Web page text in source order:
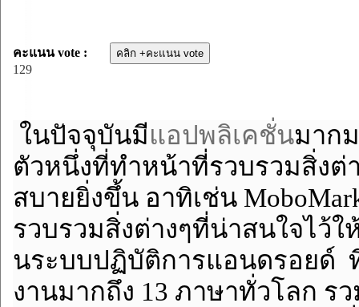
คะแนน vote :
129
ในปัจจุบันมีแอปพลิเคชั่นมาก
ตัวหนึ่งที่ทำหน้าที่รวบรวมสิ่งต่
สบายยิ่งขึ้น อาทิเช่น
รวบรวมสิ่งต่างๆที่น่าสนใจไว้
นระบบปฏิบัติการแอนดรอยด์
งานมากถึง 13 ภาษาทั่วโลก ร